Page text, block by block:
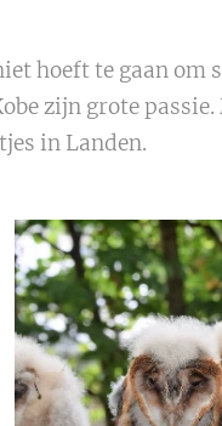
hoeft te gaan om
zijn grote
in Landen.